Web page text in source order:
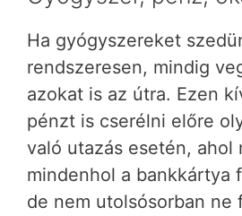
Ha gyógyszereket
rendszeresen, mindig
azokat is az útra. Ezen
pénzt is cserélni előre
való utazás esetén, ahol
mindenhol a bankkártya
de nem utolsósorban ne